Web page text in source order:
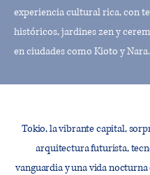
experiencia cultural rica, con
históricos, jardines zen y
en ciudades como Kioto y Nara.
Tokio, la vibrante capital,
arquitectura futurista,
vanguardia y una vida